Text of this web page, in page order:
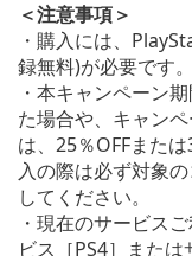
＜注意事項＞
・購入には、
録無料)が必要です。
・本キャンペーン
た場合や、キャン
は、25％OFFまた
入の際は必ず対象
してください。
・現在のサービス
ビス［PS4］また